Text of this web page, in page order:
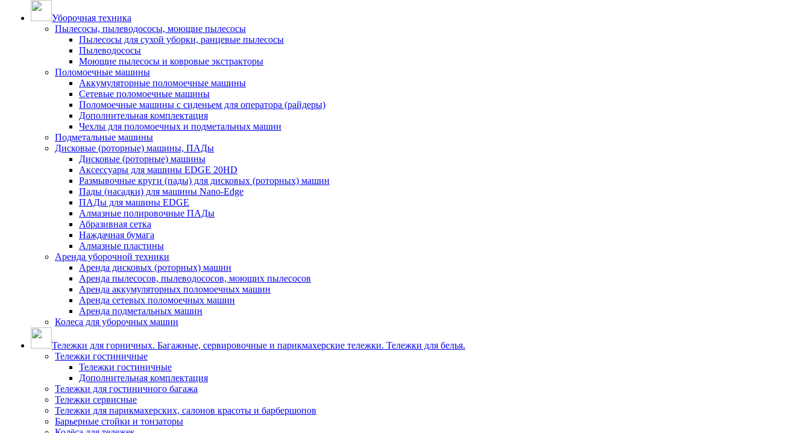
Уборочная техника
Пылесосы, пылеводососы, моющие пылесосы
Пылесосы для сухой уборки, ранцевые пылесосы
Пылеводососы
Моющие пылесосы и ковровые экстракторы
Поломоечные машины
Аккумуляторные поломоечные машины
Сетевые поломоечные машины
Поломоечные машины с сиденьем для оператора (райдеры)
Дополнительная комплектация
Чехлы для поломоечных и подметальных машин
Подметальные машины
Дисковые (роторные) машины, ПАДы
Дисковые (роторные) машины
Аксессуары для машины EDGE 20HD
Размывочные круги (пады) для дисковых (роторных) машин
Пады (насадки) для машины Nano-Edge
ПАДы для машины EDGE
Алмазные полировочные ПАДы
Абразивная сетка
Наждачная бумага
Алмазные пластины
Аренда уборочной техники
Аренда дисковых (роторных) машин
Аренда пылесосов, пылеводососов, моющих пылесосов
Аренда аккумуляторных поломоечных машин
Аренда сетевых поломоечных машин
Аренда подметальных машин
Колеса для уборочных машин
Тележки для горничных. Багажные, сервировочные и парикмахерские тележки. Тележки для белья.
Тележки гостиничные
Тележки гостиничные
Дополнительная комплектация
Тележки для гостиничного багажа
Тележки сервисные
Тележки для парикмахерских, салонов красоты и барбершопов
Барьерные стойки и тонзаторы